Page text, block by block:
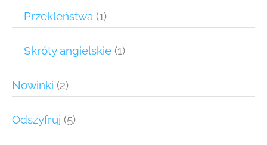
Przekleństwa (1)
Skróty angielskie (1)
Nowinki (2)
Odszyfruj (5)